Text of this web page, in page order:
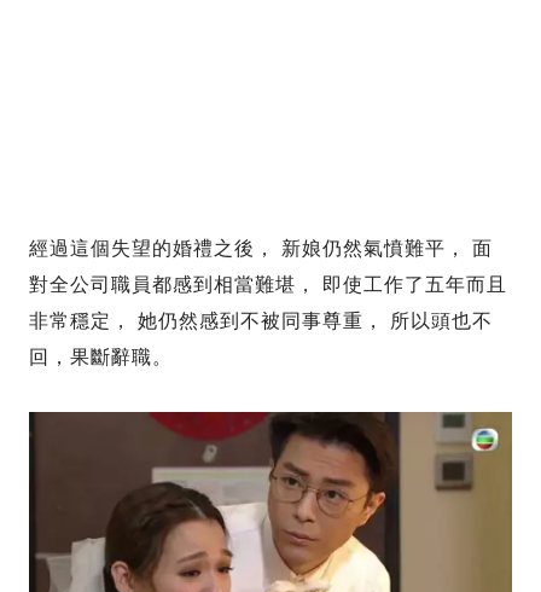
經過這個失望的婚禮之後， 新娘仍然氣憤難平， 面
對全公司職員都感到相當難堪， 即使工作了五年而且
非常穩定， 她仍然感到不被同事尊重， 所以頭也不
回，果斷辭職。